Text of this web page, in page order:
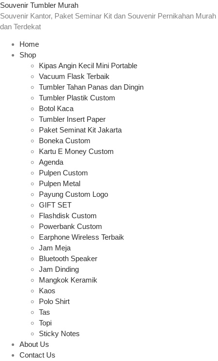
Souvenir Tumbler Murah
Souvenir Kantor, Paket Seminar Kit dan Souvenir Pernikahan Murah
dan Terdekat
Home
Shop
Kipas Angin Kecil Mini Portable
Vacuum Flask Terbaik
Tumbler Tahan Panas dan Dingin
Tumbler Plastik Custom
Botol Kaca
Tumbler Insert Paper
Paket Seminat Kit Jakarta
Boneka Custom
Kartu E Money Custom
Agenda
Pulpen Custom
Pulpen Metal
Payung Custom Logo
GIFT SET
Flashdisk Custom
Powerbank Custom
Earphone Wireless Terbaik
Jam Meja
Bluetooth Speaker
Jam Dinding
Mangkok Keramik
Kaos
Polo Shirt
Tas
Topi
Sticky Notes
About Us
Contact Us